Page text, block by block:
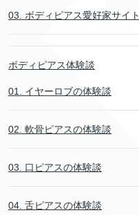
03. ボディピアス愛好家サイト
ボディピアス体験談
01. イヤーロブの体験談
02. 軟骨ピアスの体験談
03. 口ピアスの体験談
04. 舌ピアスの体験談